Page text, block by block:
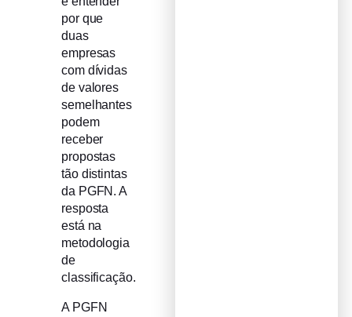
por que
duas
empresas
com dívidas
de valores
semelhantes
podem
receber
propostas
tão distintas
da PGFN. A
resposta
está na
metodologia
de
classificação.
A PGFN